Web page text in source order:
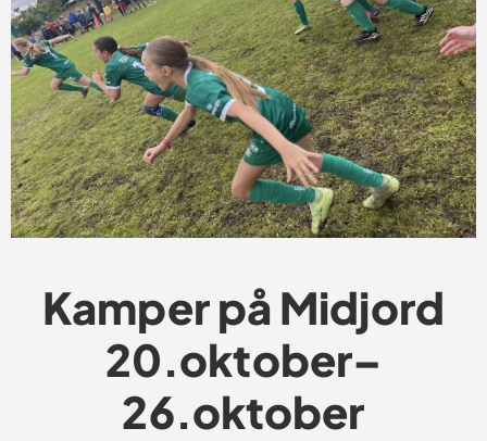
Kamper på Midjord
20.oktober–
26.oktober